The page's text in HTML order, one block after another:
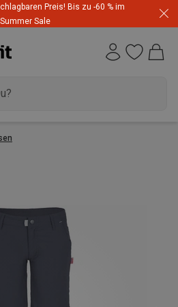
Preis! Bis zu -60 % im
Summer Sale